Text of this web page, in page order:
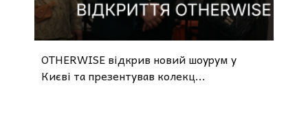
OTHERWISE відкрив новий шоурум у
Києві та презентував колекц...